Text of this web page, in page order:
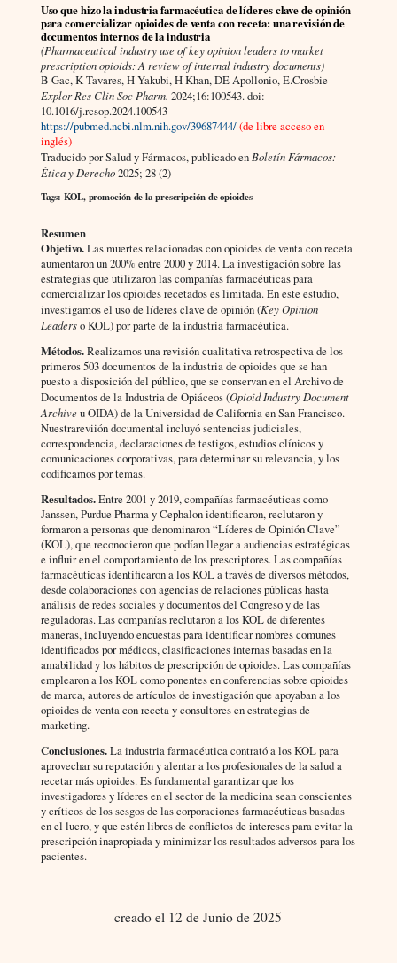
Uso que hizo la industria farmacéutica de líderes clave de opinión
para comercializar opioides de venta con receta: una revisión de
documentos internos de la industria
(Pharmaceutical industry use of key opinion leaders to market
prescription opioids: A review of internal industry documents)
B Gac, K Tavares, H Yakubi, H Khan, DE Apollonio, E.Crosbie
Explor Res Clin Soc Pharm. 2024;16:100543. doi:
10.1016/j.rcsop.2024.100543
https://pubmed.ncbi.nlm.nih.gov/39687444/(de libre acceso en
inglés)
Traducido por Salud y Fármacos, publicado en Boletín Fármacos:
Ética y Derecho2025; 28 (2)
Tags: KOL, promoción de la prescripción de opioides
Resumen
Objetivo.Las muertes relacionadas con opioides de venta con receta
aumentaron un 200% entre 2000 y 2014. La investigación sobre las
estrategias que utilizaron las compañías farmacéuticas para
comercializar los opioides recetados es limitada. En este estudio,
investigamos el uso de líderes clave de opinión (Key Opinion
Leaderso KOL) por parte de la industria farmacéutica.
Métodos.Realizamos una revisión cualitativa retrospectiva de los
primeros 503 documentos de la industria de opioides que se han
puesto a disposición del público, que se conservan en el Archivo de
Documentos de la Industria de Opiáceos (Opioid Industry Document
Archiveu OIDA) de la Universidad de California en San Francisco.
Nuestrareviión documental incluyó sentencias judiciales,
correspondencia, declaraciones de testigos, estudios clínicos y
comunicaciones corporativas, para determinar su relevancia, y los
codificamos por temas.
Resultados.Entre 2001 y 2019, compañías farmacéuticas como
Janssen, Purdue Pharma y Cephalon identificaron, reclutaron y
formaron a personas que denominaron “Líderes de Opinión Clave”
(KOL), que reconocieron que podían llegar a audiencias estratégicas
e influir en el comportamiento de los prescriptores. Las compañías
farmacéuticas identificaron a los KOL a través de diversos métodos,
desde colaboraciones con agencias de relaciones públicas hasta
análisis de redes sociales y documentos del Congreso y de las
reguladoras. Las compañías reclutaron a los KOL de diferentes
maneras, incluyendo encuestas para identificar nombres comunes
identificados por médicos, clasificaciones internas basadas en la
amabilidad y los hábitos de prescripción de opioides. Las compañías
emplearon a los KOL como ponentes en conferencias sobre opioides
de marca, autores de artículos de investigación que apoyaban a los
opioides de venta con receta y consultores en estrategias de
marketing.
Conclusiones.La industria farmacéutica contrató a los KOL para
aprovechar su reputación y alentar a los profesionales de la salud a
recetar más opioides. Es fundamental garantizar que los
investigadores y líderes en el sector de la medicina sean conscientes
y críticos de los sesgos de las corporaciones farmacéuticas basadas
en el lucro, y que estén libres de conflictos de intereses para evitar la
prescripción inapropiada y minimizar los resultados adversos para los
pacientes.
creado el 12 de Junio de 2025